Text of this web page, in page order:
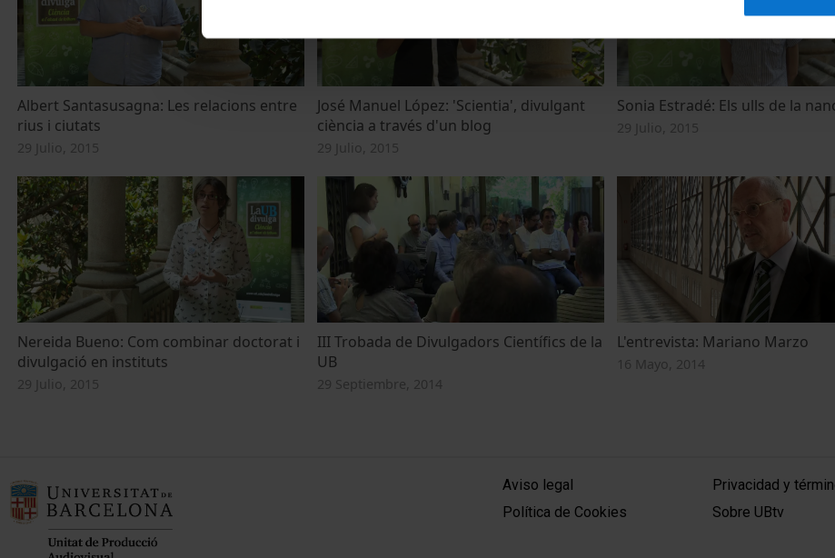
Albert Santasusagna: Les relacions entre
rius i ciutats
29 Julio, 2015
José Manuel López: 'Scientia', divulgant
ciència a través d'un blog
29 Julio, 2015
Sonia Estradé: Els ulls de la
29 Julio, 2015
Nereida Bueno: Com combinar doctorat i
divulgació en instituts
29 Julio, 2015
III Trobada de Divulgadors Científics de la
UB
29 Septiembre, 2014
L'entrevista: Mariano Marzo
16 Mayo, 2014
MENÚ PEU 1
Aviso legal
Política de Cookies
PEU 2
Privacidad y
Sobre UBtv